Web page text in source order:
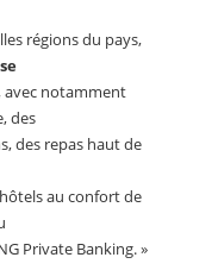
régions du pays,
avec notamment
des
des repas haut de
au confort de
Private Banking. »